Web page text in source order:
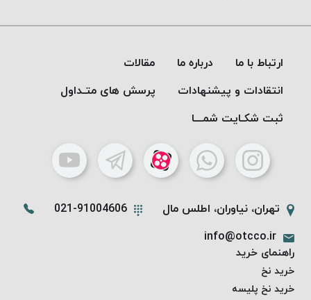
ارتباط با ما درباره ما
مقالات
انتقادات و پیشنهادات
پرسش های متـداول
ثبت شکـایت شمـــا
تهران، نیاوران، اطلس مال
021-91004606
info@otcco.ir
راهنمای خرید
خرید نخ
خرید نخ پلیسه